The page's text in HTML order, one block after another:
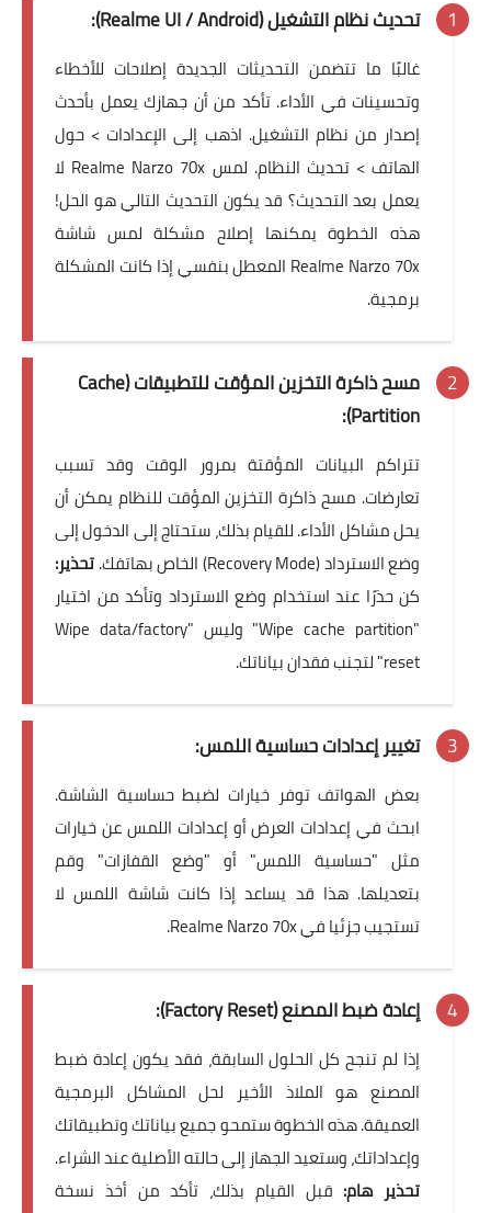
تحديث نظام التشغيل (Realme UI / Android):
غالبًا ما تتضمن التحديثات الجديدة إصلاحات للأخطاء
وتحسينات في الأداء. تأكد من أن جهازك يعمل بأحدث
إصدار من نظام التشغيل. اذهب إلى الإعدادات > حول
الهاتف > تحديث النظام. لمس Realme Narzo 70x لا
يعمل بعد التحديث؟ قد يكون التحديث التالي هو الحل!
هذه الخطوة يمكنها إصلاح مشكلة لمس شاشة
Realme Narzo 70x المعطل بنفسي إذا كانت المشكلة
برمجية.
مسح ذاكرة التخزين المؤقت للتطبيقات (Cache
Partition):
تتراكم البيانات المؤقتة بمرور الوقت وقد تسبب
تعارضات. مسح ذاكرة التخزين المؤقت للنظام يمكن أن
يحل مشاكل الأداء. للقيام بذلك، ستحتاج إلى الدخول إلى
وضع الاسترداد (Recovery Mode) الخاص بهاتفك.
تحذير:
كن حذرًا عند استخدام وضع الاسترداد وتأكد من اختيار
"Wipe cache partition" وليس "Wipe data/factory
reset" لتجنب فقدان بياناتك.
تغيير إعدادات حساسية اللمس:
بعض الهواتف توفر خيارات لضبط حساسية الشاشة.
ابحث في إعدادات العرض أو إعدادات اللمس عن خيارات
مثل "حساسية اللمس" أو "وضع القفازات" وقم
بتعديلها. هذا قد يساعد إذا كانت شاشة اللمس لا
تستجيب جزئيا في Realme Narzo 70x.
إعادة ضبط المصنع (Factory Reset):
إذا لم تنجح كل الحلول السابقة، فقد يكون إعادة ضبط
المصنع هو الملاذ الأخير لحل المشاكل البرمجية
العميقة. هذه الخطوة ستمحو جميع بياناتك وتطبيقاتك
وإعداداتك، وستعيد الجهاز إلى حالته الأصلية عند الشراء.
تحذير هام: قبل القيام بذلك، تأكد من أخذ نسخة